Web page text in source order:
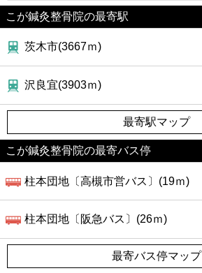
銀行
公共
病院
ホテル
こが鍼灸整骨院の最寄駅
茨木市(3667ｍ)
沢良宜(3903ｍ)
最寄駅マップ
こが鍼灸整骨院の最寄バス停
柱本団地〔高槻市営バス〕(19ｍ)
柱本団地〔阪急バス〕(26ｍ)
最寄バス停マップ